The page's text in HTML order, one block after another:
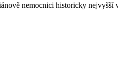
nemocnici historicky nejvyšší